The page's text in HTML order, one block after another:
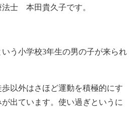
士 本田貴久子です。
う小学校3年生の男の子が来られ
以外はさほど運動を積極的にす
出ています。使い過ぎというに